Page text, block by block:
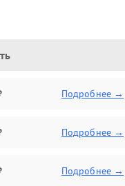
Подробнее →
Подробнее →
Подробнее →